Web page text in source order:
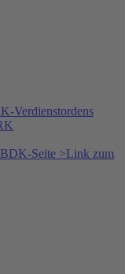
Verdienstordens
Seite >Link zum